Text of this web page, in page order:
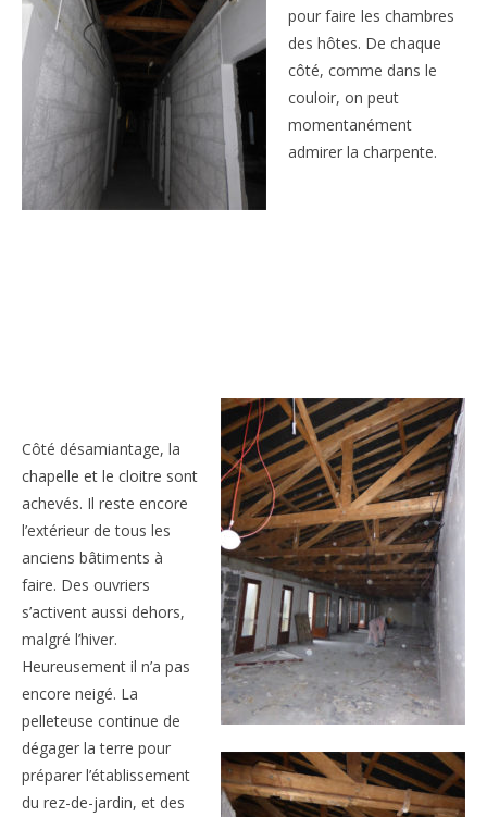
pour faire les chambres
des hôtes. De chaque
côté, comme dans le
couloir, on peut
momentanément
admirer la charpente.
Côté désamiantage, la
chapelle et le cloitre sont
achevés. Il reste encore
l’extérieur de tous les
anciens bâtiments à
faire. Des ouvriers
s’activent aussi dehors,
malgré l’hiver.
Heureusement il n’a pas
encore neigé. La
pelleteuse continue de
dégager la terre pour
préparer l’établissement
du rez-de-jardin, et des